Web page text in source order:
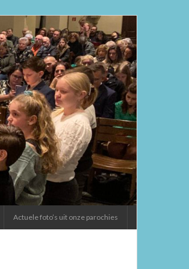
Actuele foto’s uit onze parochies